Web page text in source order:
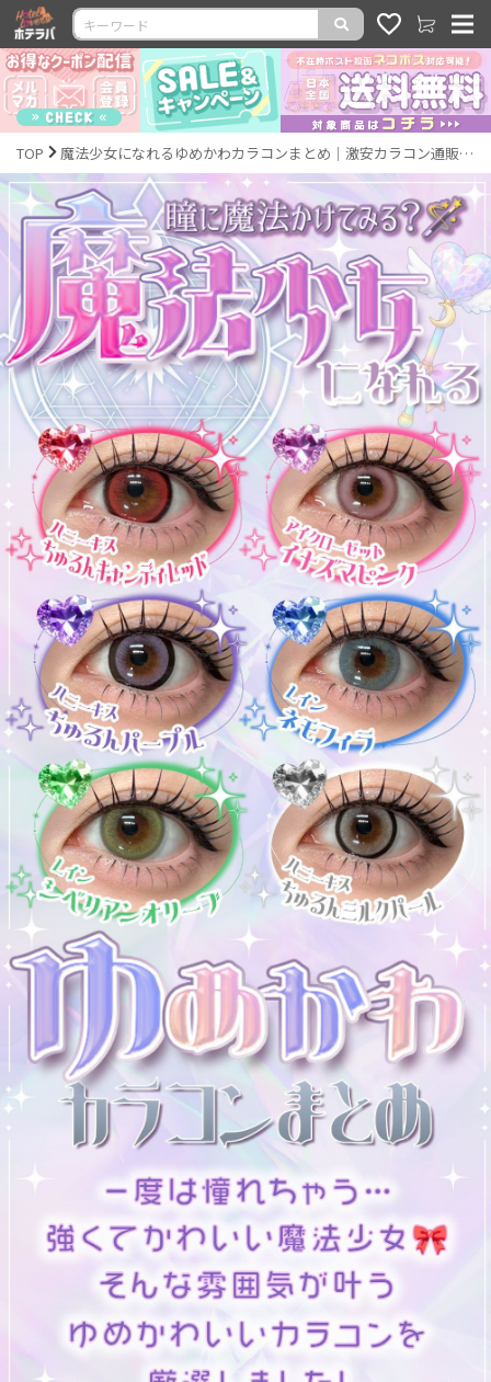
TOP 魔法少女になれるゆめかわカラコンまとめ｜激安カラコン通販ホテラバ